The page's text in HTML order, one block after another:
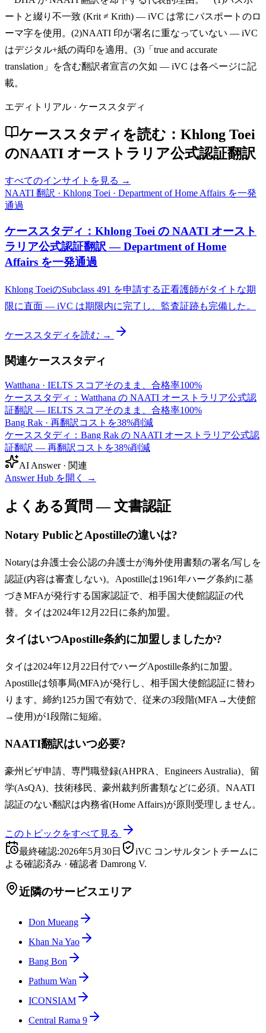
ートと綴り不一致 (Krit ≠ Krith) — iVC は常にパスポートのロ
ーマ字を使用。(2)NAATI 印が署名に重なっていない — iVC
はデジタル+紙の両印を適用。(3)「true and accurate
translation」を含む翻訳者宣言の欠如 — iVC は各ページに記
載。
エディトリアル · ケーススタディ
ケーススタディを読む：Khlong Toei
のNAATI オーストラリア公式認証翻訳
すべてのインサイトを見る →
NAATI 翻訳 · Khlong Toei · Department of Home Affairs を一発
通過
ケーススタディ：Khlong Toei の NAATI オースト
ラリア公式認証翻訳 — Department of Home
Affairs を一発通過
Khlong ToeiのSubclass 491 を申請する正看護師がタイトな期
限に直面 — iVC は期限内に完了し、監査証跡も完備した。
ケーススタディを読む →
関連ケーススタディ
Watthana · IELTS スコアそのまま、合格率100%
ケーススタディ：Watthana の NAATI オーストラリア公式認
証翻訳 — IELTS スコアそのまま、合格率100%
Bang Rak · 再翻訳コストを38%削減
ケーススタディ：Bang Rak の NAATI オーストラリア公式認
証翻訳 — 再翻訳コストを38%削減
AI Answer · 関連
Answer Hub を開く
→
よくある質問 — 文書認証
Notary PublicとApostilleの違いは?
Notaryは弁護士会公認の弁護士が海外使用書類の署名/写しを
認証(内容は審査しない)。Apostilleは1961年ハーグ条約に基
づきMFAが発行する国家認証で、相手国大使館認証の代
替。タイは2024年12月22日に条約加盟。
タイはいつApostille条約に加盟しましたか?
タイは2024年12月22日付でハーグApostille条約に加盟。
Apostilleは領事局(MFA)が発行し、相手国大使館認証に替わ
ります。締約125カ国で有効で、従来の3段階(MFA→大使館
→使用)が1段階に短縮。
NAATI翻訳はいつ必要?
豪州ビザ申請、専門職登録(AHPRA、Engineers Australia)、留
学(AsQA)、技術移民、豪州裁判所書類などに必須。NAATI
認証のない翻訳は内務省(Home Affairs)が原則受理しません。
このトピックをすべて見る
最終確認:2026年5月30日
iVC コンサルタントチームに
よる確認済み · 確認者 Damrong V.
近隣のサービスエリア
Don Mueang
Khan Na Yao
Bang Bon
Pathum Wan
ICONSIAM
Central Rama 9